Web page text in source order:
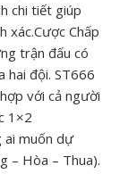
chi tiết giúp
xác.Cược Chấp
trận đấu có
hai đội. ST666
với cả người
1×2
ai muốn dự
– Hòa – Thua).